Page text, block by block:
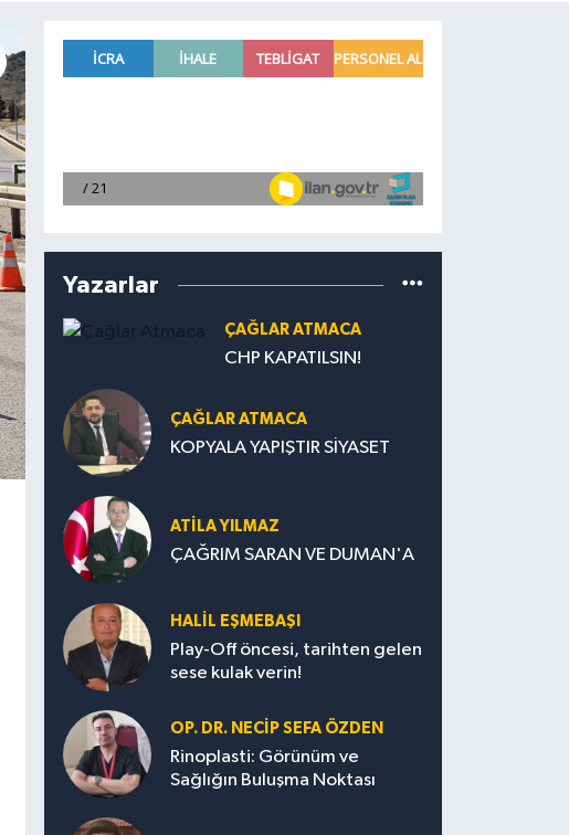
Yazarlar
ÇAĞLAR ATMACA
CHP KAPATILSIN!
ÇAĞLAR ATMACA
KOPYALA YAPIŞTIR SİYASET
ATILA YILMAZ
ÇAĞRIM SARAN VE DUMAN'A
HALIL EŞMEBAŞI
Play-Off öncesi, tarihten gelen
sese kulak verin!
OP. DR. NECIP SEFA ÖZDEN
Rinoplasti: Görünüm ve
Sağlığın Buluşma Noktası